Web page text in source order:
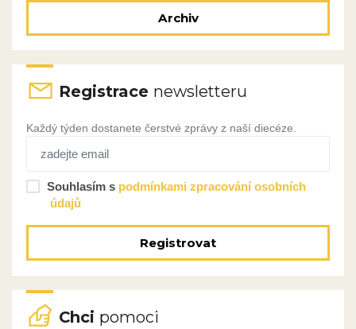
Archiv
Registrace newsletteru
Každý týden dostanete čerstvé zprávy z naší diecéze.
Souhlasím s podmínkami zpracování osobních
údajů
Registrovat
Chci pomoci